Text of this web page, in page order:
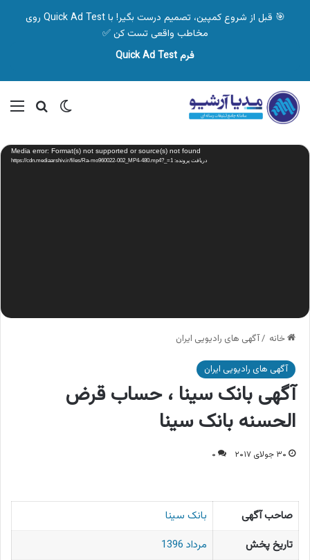
🎯 قبل از شروع کمپین، تصمیم درست بگیر! با Quick Ad Test روی
مخاطب واقعی تست کن ✅
فرم Quick Ad Test
تغییر پوسته
نمایشگر
ویدیو Media error: Format(s) not supported or source(s) not found
دریافت پرونده: https://cdn.mediaarshiv.ir/files/Ra-mo960022-002_MP4-480.mp4?_=1
خانه /آگهی های رادیویی ایران
آگهی های رادیویی ایران
آگهی بانک سینا ، حساب قرض
الحسنه بانک سینا
۳۰ جولای ۲۰۱۷ ۰
صاحب آگهی
بانک سینا
تاریخ پخش
مرداد 1396